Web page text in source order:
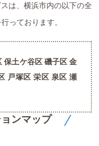
は、横浜市内の以下の全
っております。
保土ケ谷区 磯子区 金
戸塚区 栄区 泉区 瀬
ンマップ